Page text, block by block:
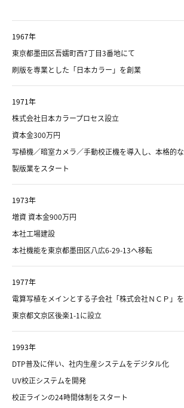
1967年
東京都墨田区吾嬬町西7丁目3番地にて
刷版を専業とした「日本カラー」を創業
1971年
株式会社日本カラープロセス設立
資本金300万円
写植機／暗室カメラ／手動校正機を導入し、本格的な
製版業をスタート
1973年
増資 資本金900万円
本社工場建設
本社機能を東京都墨田区八広6-29-13へ移転
1977年
電算写植をメインとする子会社「株式会社ＮＣＰ」を
東京都文京区後楽1-1に設立
1993年
DTP普及に伴い、社内生産システムをデジタル化
UV校正システムを開発
校正ラインの24時間体制をスタート